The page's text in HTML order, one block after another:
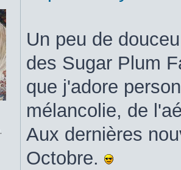
Un peu de
des Sugar Plum
que j'adore
mélancolie, de
Aux dernières
Octobre.